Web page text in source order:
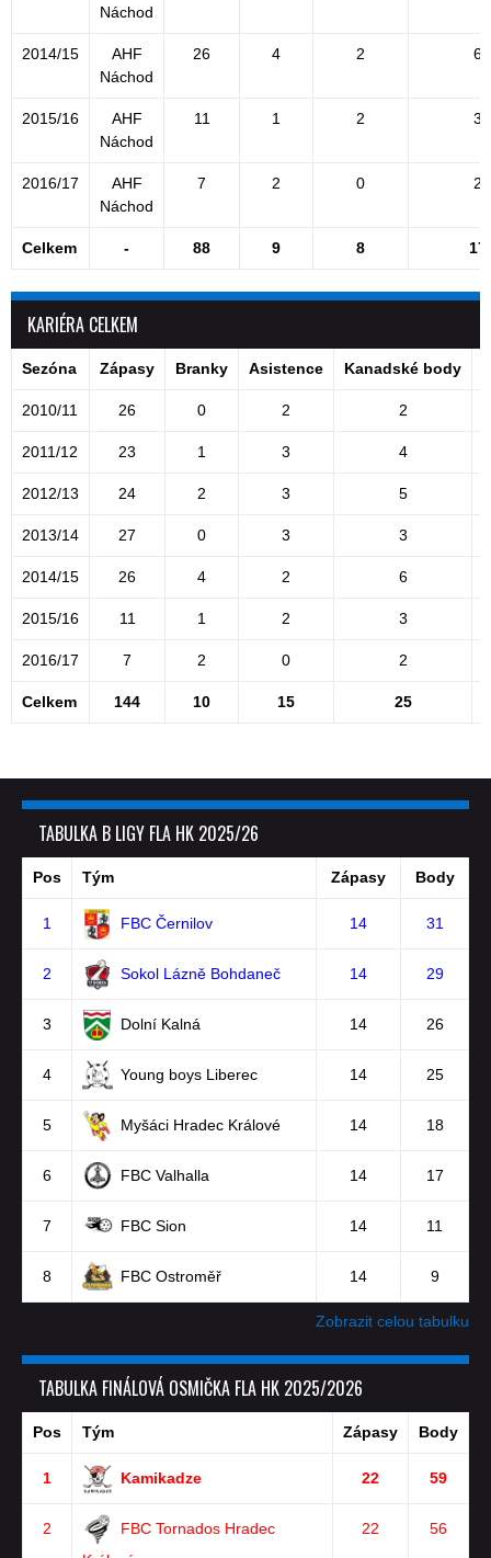
Náchod
2014/15
AHF
Náchod
26 4 2 6
2015/16
AHF
Náchod
11 1 2 3
2016/17
AHF
Náchod
7 2 0 2
Celkem - 88 9 8 17
KARIÉRA CELKEM
Sezóna Zápasy Branky Asistence Kanadské body
2010/11 26 0 2 2
2011/12 23 1 3 4
2012/13 24 2 3 5
2013/14 27 0 3 3
2014/15 26 4 2 6
2015/16 11 1 2 3
2016/17 7 2 0 2
Celkem 144 10 15 25
TABULKA B LIGY FLA HK 2025/26
Pos Tým Zápasy Body
1 FBC Černilov 14 31
2 Sokol Lázně Bohdaneč 14 29
3 Dolní Kalná 14 26
4 Young boys Liberec 14 25
5 Myšáci Hradec Králové 14 18
6 FBC Valhalla 14 17
7 FBC Sion 14 11
8 FBC Ostroměř 14 9
Zobrazit celou tabulku
TABULKA FINÁLOVÁ OSMIČKA FLA HK 2025/2026
Pos Tým Zápasy Body
1 Kamikadze 22 59
2
FBC Tornados Hradec
22 56